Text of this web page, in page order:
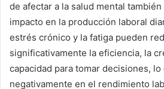
de afectar a la salud mental
impacto en la producción laboral
estrés crónico y la fatiga pueden
significativamente la eficiencia, la
capacidad para tomar decisiones, lo
negativamente en el rendimiento